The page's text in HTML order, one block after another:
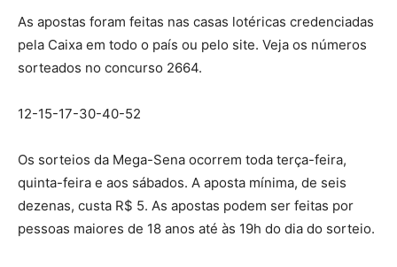
As apostas foram feitas nas casas lotéricas credenciadas
pela Caixa em todo o país ou pelo site. Veja os números
sorteados no concurso 2664.
12-15-17-30-40-52
Os sorteios da Mega-Sena ocorrem toda terça-feira,
quinta-feira e aos sábados. A aposta mínima, de seis
dezenas, custa R$ 5. As apostas podem ser feitas por
pessoas maiores de 18 anos até às 19h do dia do sorteio.